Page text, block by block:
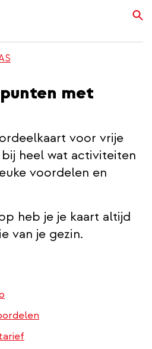
met
voor vrije
heel wat activiteiten
voordelen en
heb je je kaart altijd
van je gezin.